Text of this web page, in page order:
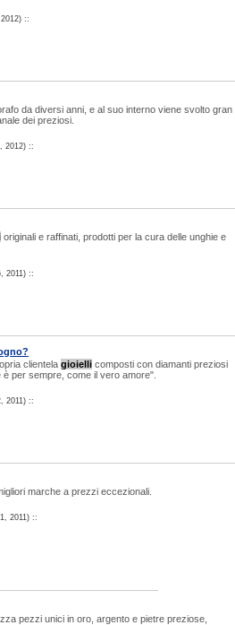
::
da diversi anni, e al suo interno viene svolto gran
dei preziosi.
2012) ::
originali e raffinati, prodotti per la cura delle unghie e
2011) ::
clientela gioielli composti con diamanti preziosi
per sempre, come il vero amore".
2011) ::
marche a prezzi eccezionali.
2011) ::
pezzi unici in oro, argento e pietre preziose,